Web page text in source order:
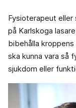
Fysioterapeut eller
på Karlskoga
bibehålla
ska kunna vara så
sjukdom eller